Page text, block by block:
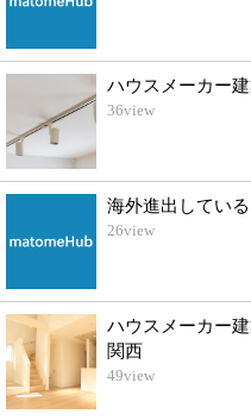
ハウスメーカー
36view
海外進出してい
26view
ハウスメーカー
関西
49view